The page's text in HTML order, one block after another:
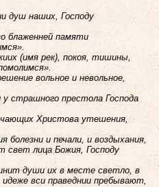
душ наших, Господу
блаженней памяти
(имя рек), покоя, тишины,
вольное и невольное,
страшного престола Господа
Христова утешения,
и печали, и воздыхания,
свет лица Божия, Господу
души их в месте светло, в
вси праведнии пребывают,